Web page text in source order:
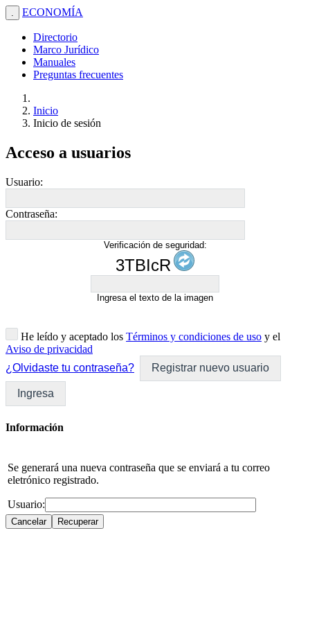
. ECONOMÍA
Directorio
Marco Jurídico
Manuales
Preguntas frecuentes
Inicio
Inicio de sesión
Acceso a usuarios
Usuario:
Contraseña:
Verificación de seguridad:
3TBIcR
Ingresa el texto de la imagen
He leído y aceptado los Términos y condiciones de uso y el
Aviso de privacidad
¿Olvidaste tu contraseña?
Registrar nuevo usuario
Ingresa
Información
Se generará una nueva contraseña que se enviará a tu correo
eletrónico registrado.
Usuario: